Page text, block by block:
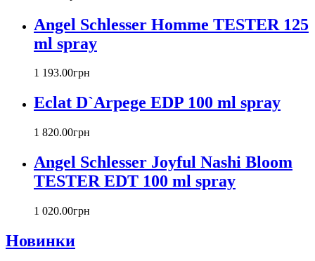
Bvlgari
Byblos
Byredo
Cacharel
Canali
Carla Fracci
Carlos Moya
Caron
Cartier
Chanel
Charriol
Chloe
Angel Schlesser Homme TESTER 125
ml spray
1 193.00грн
Eclat D`Arpege EDP 100 ml spray
1 820.00грн
Angel Schlesser Joyful Nashi Bloom
TESTER EDT 100 ml spray
1 020.00грн
Новинки